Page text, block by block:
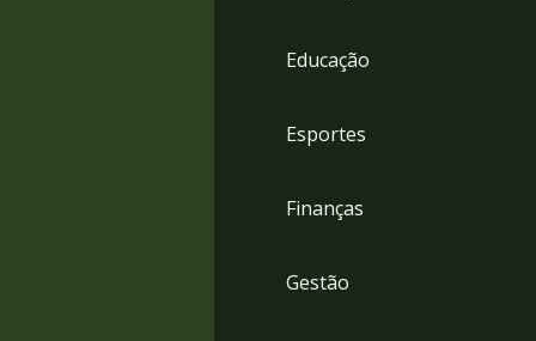
Educação
Esportes
Finanças
Gestão